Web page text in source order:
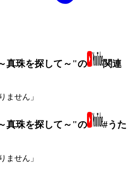
真珠を探して～"の
関連
ません」
真珠を探して～"の
#うた
ません」